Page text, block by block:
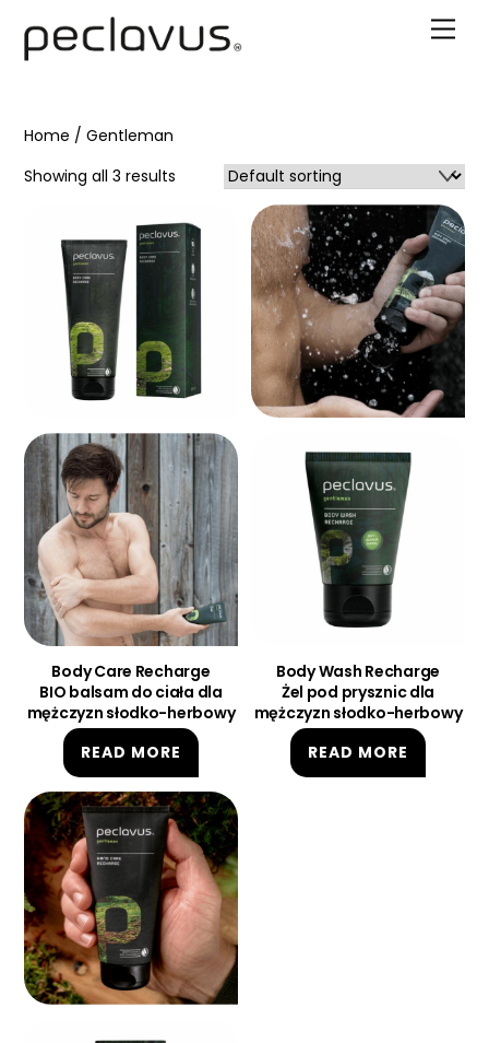
content
Home / Gentleman
Showing all 3 results
Body Care Recharge
BIO balsam do ciała dla
mężczyzn słodko-herbowy
READ MORE
Body Wash Recharge
Żel pod prysznic dla
mężczyzn słodko-herbowy
READ MORE